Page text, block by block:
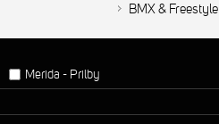
BMX & Freestyle
Merida - Prilby